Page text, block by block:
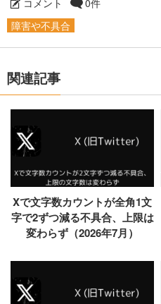
コメント
0件
障害や不具合
関連記事
Xで文字数カウントが全角1文
字で2ずつ減る不具合、上限は
変わらず（2026年7月）